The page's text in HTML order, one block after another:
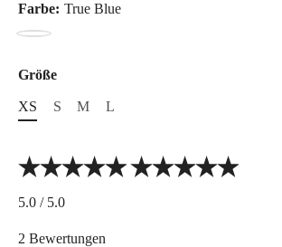
Farbe: True Blue
True
Größe
XS S M L
5.0 / 5.0
2 Bewertungen